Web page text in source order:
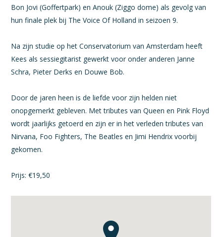
Bon Jovi (Goffertpark) en Anouk (Ziggo dome) als gevolg van
hun finale plek bij The Voice Of Holland in seizoen 9.
Na zijn studie op het Conservatorium van Amsterdam heeft
Kees als sessiegitarist gewerkt voor onder anderen Janne
Schra, Pieter Derks en Douwe Bob.
Door de jaren heen is de liefde voor zijn helden niet
onopgemerkt gebleven. Met tributes van Queen en Pink Floyd
wordt jaarlijks getoerd en zijn er in het verleden tributes van
Nirvana, Foo Fighters, The Beatles en Jimi Hendrix voorbij
gekomen.
Prijs: €19,50